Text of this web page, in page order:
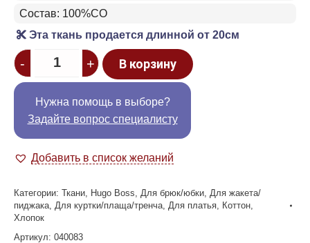
Состав: 100%CO
Эта ткань продается длинной от 20см
Quantity
- + В корзину
Нужна помощь в выборе?
Задайте вопрос специалисту
Добавить в список желаний
Категории: Ткани, Hugo Boss, Для брюк/юбки, Для жакета/
пиджака, Для куртки/плаща/тренча, Для платья, Коттон,
Хлопок
Артикул: 040083